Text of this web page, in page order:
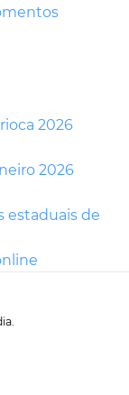
2026
2026
estaduais de